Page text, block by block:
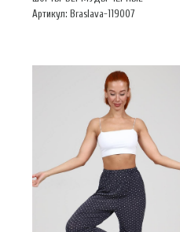
Артикул: Braslava-119007